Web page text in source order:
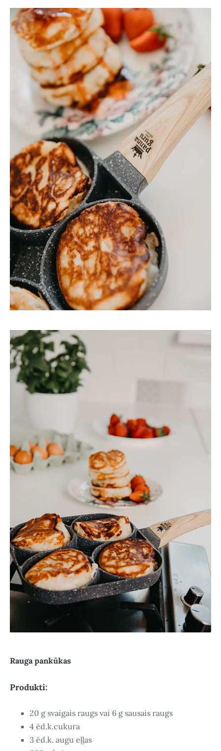
Rauga pankūkas
Produkti:
20 g svaigais raugs vai 6 g sausais raugs
4 ēd.k.cukura
3 ēd.k. augu eļļas